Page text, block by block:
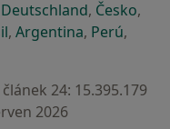
záložce
v nové záložce
otevře v nové záložce
Deutschlandse otevře v
, Českose
,
záložce
v nové záložce
se otevře v nové
, Argentinase otevře v
, Perúse
,
24: 15.395.179
2026